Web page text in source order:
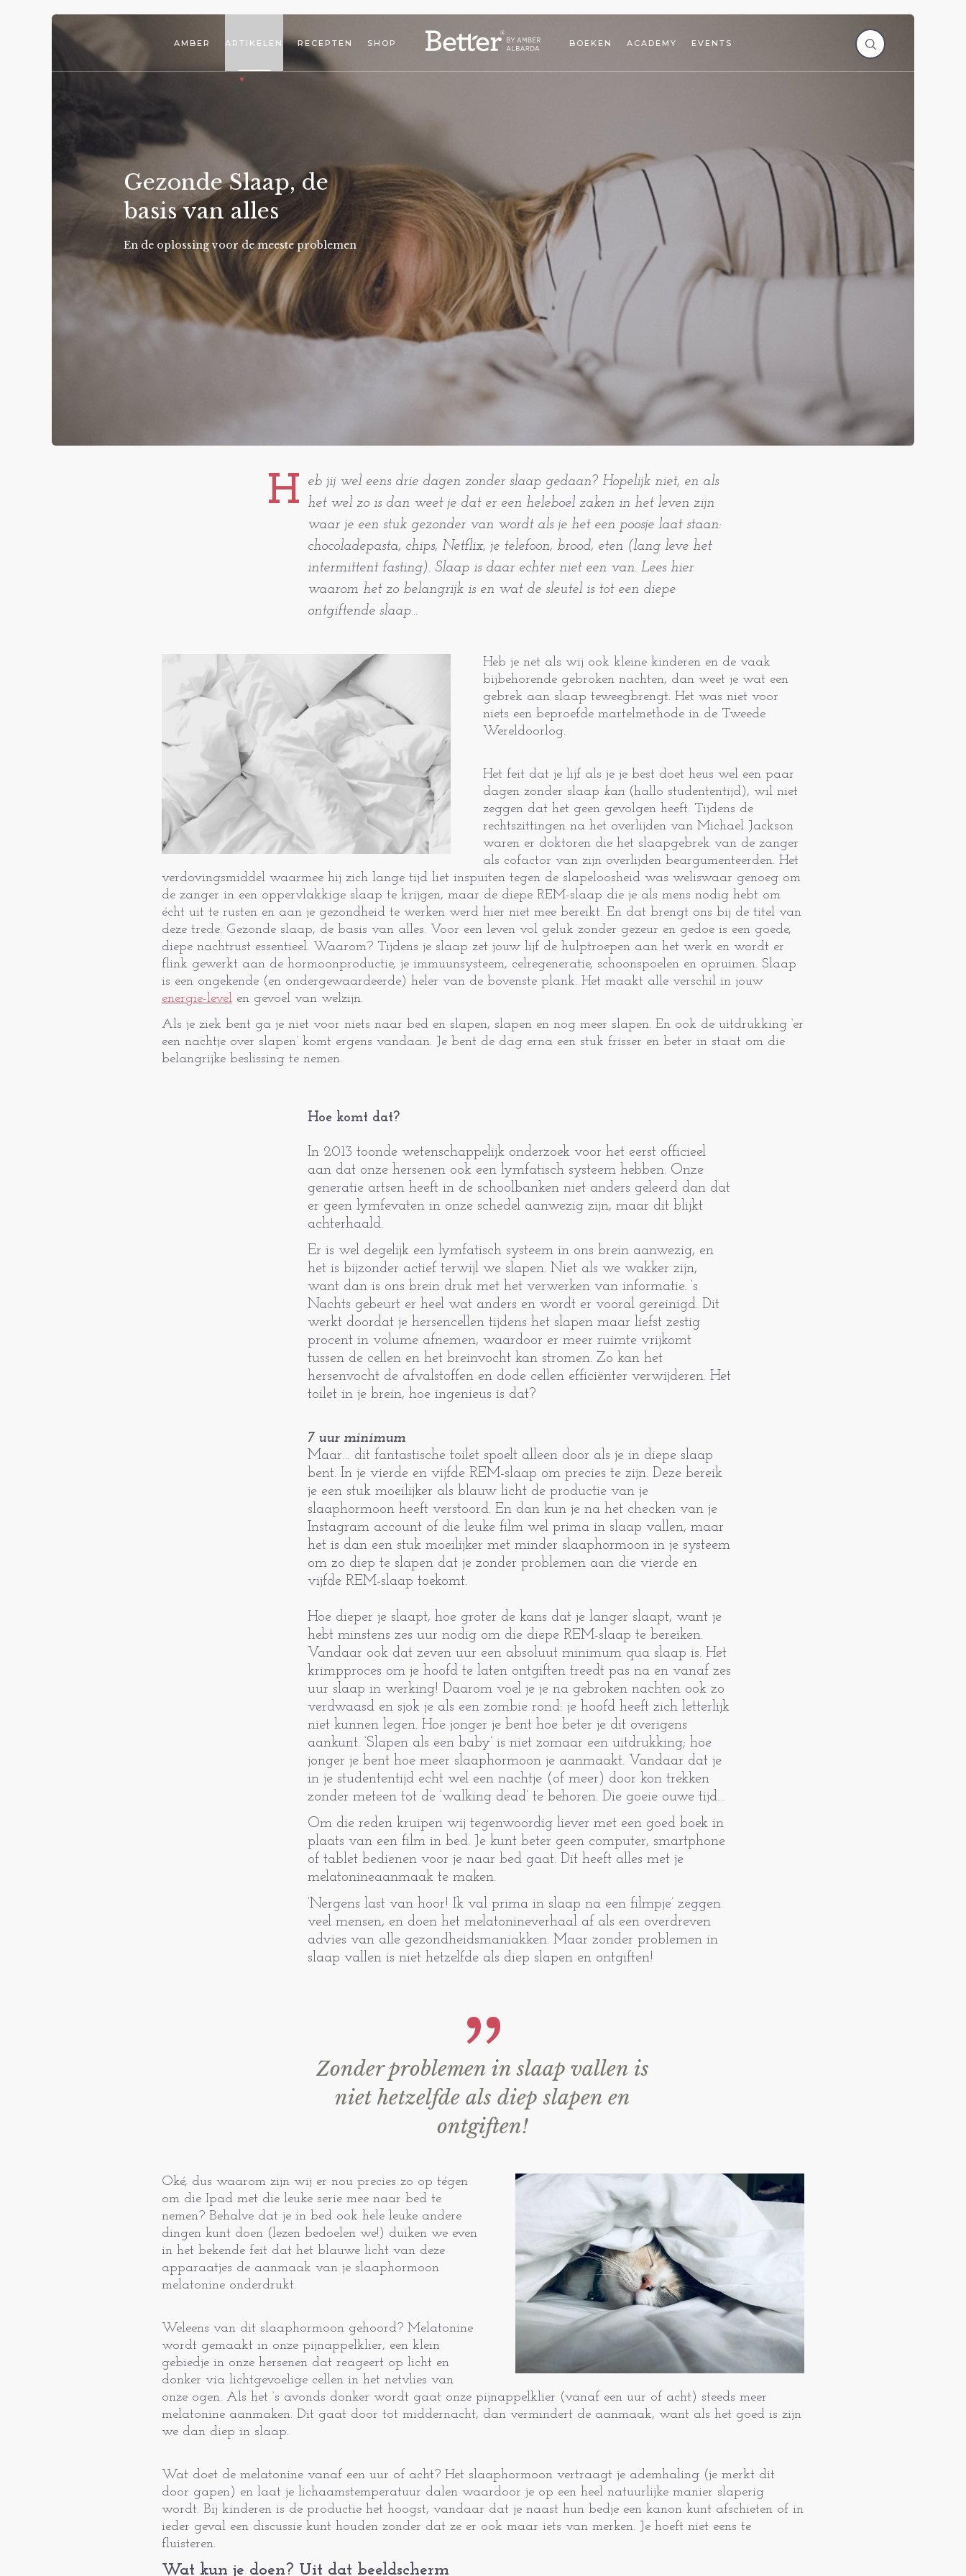
AMBER ARTIKELEN RECEPTEN SHOP BOEKEN ACADEMY EVENTS
Gezonde Slaap, de
basis van alles
En de oplossing voor de meeste problemen
H
eb jij wel eens drie dagen zonder slaap gedaan? Hopelijk niet, en als
het wel zo is dan weet je dat er een heleboel zaken in het leven zijn
waar je een stuk gezonder van wordt als je het een poosje laat staan:
chocoladepasta, chips, Netflix, je telefoon, brood, eten (lang leve het
intermittent fasting). Slaap is daar echter niet een van. Lees hier
waarom het zo belangrijk is en wat de sleutel is tot een diepe
ontgiftende slaap...
Heb je net als wij ook kleine kinderen en de vaak
bijbehorende gebroken nachten, dan weet je wat een
gebrek aan slaap te­weegbrengt. Het was niet voor
niets een beproefde martelmethode in de Tweede
Wereldoorlog.
Het feit dat je lijf als je je best doet heus wel een paar
dagen zonder slaap kan (hallo studententijd), wil niet
zeggen dat het geen gevolgen heeft. Tijdens de
rechtszittingen na het overlijden van Michael Jackson
waren er doktoren die het slaapgebrek van de zanger
als cofactor van zijn overlijden beargumen­teerden. Het
verdovingsmiddel waarmee hij zich lange tijd liet inspuiten tegen de slapeloosheid was weliswaar genoeg om
de zanger in een oppervlakkige slaap te krijgen, maar de diepe REM-slaap die je als mens nodig hebt om
écht uit te rusten en aan je gezondheid te werken werd hier niet mee bereikt. En dat brengt ons bij de titel van
deze trede: Gezonde slaap, de basis van alles. Voor een leven vol geluk zonder gezeur en gedoe is een goede,
diepe nachtrust essentieel. Waarom? Tij­dens je slaap zet jouw lijf de hulptroepen aan het werk en wordt er
flink gewerkt aan de hormoonproductie, je immuunsys­teem, celregeneratie, schoonspoelen en opruimen. Slaap
is een ongekende (en on­dergewaardeerde) heler van de bovenste plank. Het maakt alle verschil in jouw
energie-levelen gevoel van welzijn.
Als je ziek bent ga je niet voor niets naar bed en slapen, slapen en nog meer slapen. En ook de uitdrukking ‘er
een nachtje over slapen’ komt ergens vandaan. Je bent de dag erna een stuk frisser en beter in staat om die
belangrijke beslissing te nemen.
Hoe komt dat?
In 2013 toonde wetenschappelijk onder­zoek voor het eerst officieel
aan dat onze hersenen ook een lymfatisch systeem hebben. Onze
generatie artsen heeft in de schoolbanken niet anders geleerd dan dat
er geen lymfevaten in onze schedel aanwezig zijn, maar dit blijkt
achterhaald.
Er is wel degelijk een lymfatisch systeem in ons brein aanwezig, en
het is bijzonder actief terwijl we slapen. Niet als we wakker zijn,
want dan is ons brein druk met het verwerken van informatie. ‘s
Nachts gebeurt er heel wat anders en wordt er vooral gereinigd. Dit
werkt doordat je hersencellen tijdens het slapen maar liefst zestig
procent in volume afnemen, waardoor er meer ruimte vrijkomt
tussen de cellen en het breinvocht kan stromen. Zo kan het
hersenvocht de afvalstoffen en dode cellen efficiënter verwijderen. Het
toilet in je brein, hoe ingenieus is dat?
7 uur minimum
Maar… dit fantastische toilet spoelt alleen door als je in diepe slaap
bent. In je vierde en vijfde REM-slaap om precies te zijn. Deze bereik
je een stuk moeilijker als blauw licht de productie van je
slaaphormoon heeft verstoord. En dan kun je na het checken van je
Instagram account of die leuke film wel prima in slaap vallen, maar
het is dan een stuk moeilijker met minder slaaphor­moon in je systeem
om zo diep te slapen dat je zonder problemen aan die vierde en
vijfde REM-slaap toekomt.
Hoe dieper je slaapt, hoe groter de kans dat je langer slaapt, want je
hebt minstens zes uur nodig om die diepe REM-slaap te bereiken.
Vandaar ook dat zeven uur een absoluut minimum qua slaap is. Het
krimpproces om je hoofd te laten ontgif­ten treedt pas na en vanaf zes
uur slaap in werking! Daarom voel je je na gebroken nachten ook zo
verdwaasd en sjok je als een zombie rond: je hoofd heeft zich letterlijk
niet kunnen legen. Hoe jonger je bent hoe beter je dit overigens
aankunt. ‘Slapen als een baby’ is niet zomaar een uitdrukking; hoe
jonger je bent hoe meer slaaphormoon je aanmaakt. Vandaar dat je
in je studententijd echt wel een nachtje (of meer) door kon trekken
zonder me­teen tot de ‘walking dead’ te behoren. Die goeie ouwe tijd…
Om die reden kruipen wij tegenwoor­dig liever met een goed boek in
plaats van een film in bed. Je kunt beter geen computer, smartphone
of tablet bedienen voor je naar bed gaat. Dit heeft alles met je
melatonineaanmaak te maken.
‘Nergens last van hoor! Ik val prima in slaap na een filmpje’ zeggen
veel men­sen, en doen het melatonineverhaal af als een overdreven
advies van alle gezond­heidsmaniakken. Maar zonder problemen in
slaap vallen is niet hetzelfde als diep slapen en ontgiften!
Zonder problemen in slaap vallen is
niet hetzelfde als diep slapen en
ontgiften!
Oké, dus waarom zijn wij er nou precies zo op tégen
om die Ipad met die leuke serie mee naar bed te
nemen? Behalve dat je in bed ook hele leuke andere
dingen kunt doen (lezen bedoelen we!) duiken we even
in het bekende feit dat het blauwe licht van deze
apparaatjes de aanmaak van je slaaphormoon
melatonine onderdrukt.
Weleens van dit slaaphormoon ge­hoord? Melatonine
wordt gemaakt in onze pijnappelklier, een klein
gebiedje in onze hersenen dat reageert op licht en
donker via lichtgevoelige cellen in het netvlies van
onze ogen. Als het ‘s avonds donker wordt gaat onze pijnappelklier (vanaf een uur of acht) steeds meer
melatonine aanmaken. Dit gaat door tot middernacht, dan vermin­dert de aanmaak, want als het goed is zijn
we dan diep in slaap.
Wat doet de melatonine vanaf een uur of acht? Het slaaphormoon vertraagt je ademhaling (je merkt dit
door gapen) en laat je lichaamstemperatuur dalen waardoor je op een heel natuurlijke manier slaperig
wordt. Bij kinderen is de productie het hoogst, vandaar dat je naast hun bedje een kanon kunt afschieten of in
ieder geval een discussie kunt houden zonder dat ze er ook maar iets van mer­ken. Je hoeft niet eens te
fluisteren.
Wat kun je doen? Uit dat beeldscherm